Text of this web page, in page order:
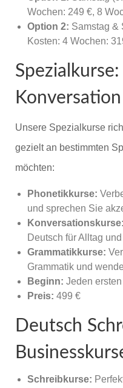
Wochen: 249 €, 8
Option 2: Samstag &
Kosten: 4 Wochen:
Unsere Spezialkurse
gezielt an bestimmten
möchten:
Phonetikkurse:
und sprechen Sie
Konversationskurse:
Deutsch für Alltag
Grammatikkurse:
Grammatik und
Beginn: Jeden
Preis: 499 €
Deutsch
Schreibkurse: